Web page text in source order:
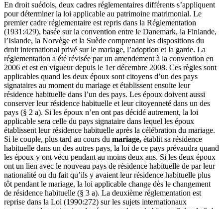
En droit suédois, deux cadres réglementaires différents s’appliquent
pour déterminer la loi applicable au patrimoine matrimonial. Le
premier cadre réglementaire est repris dans la Réglementation
(1931:429), basée sur la convention entre le Danemark, la Finlande,
l’Islande, la Norvège et la Suède comprenant les dispositions du
droit international privé sur le mariage, l’adoption et la garde. La
réglementation a été révisée par un amendement à la convention en
2006 et est en vigueur depuis le 1er décembre 2008. Ces règles sont
applicables quand les deux époux sont citoyens d’un des pays
signataires au moment du mariage et établissent ensuite leur
résidence habituelle dans l’un des pays. Les époux doivent aussi
conserver leur résidence habituelle et leur citoyenneté dans un des
pays (§ 2 a). Si les époux n’en ont pas décidé autrement, la loi
applicable sera celle du pays signataire dans lequel les époux
établissent leur résidence habituelle après la célébration du mariage.
Si le couple, plus tard au cours du mariage, établit sa résidence
habituelle dans un des autres pays, la loi de ce pays prévaudra quand
les époux y ont vécu pendant au moins deux ans. Si les deux époux
ont un lien avec le nouveau pays de résidence habituelle de par leur
nationalité ou du fait qu’ils y avaient leur résidence habituelle plus
tôt pendant le mariage, la loi applicable change dès le changement
de résidence habituelle (§ 3 a). La deuxième réglementation est
reprise dans la Loi (1990:272) sur les sujets internationaux